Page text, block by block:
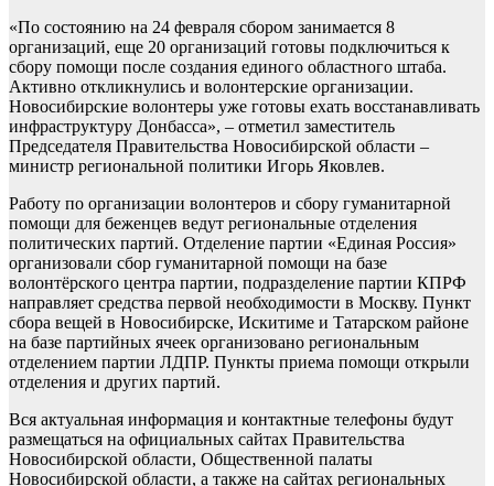
«По состоянию на 24 февраля сбором занимается 8
организаций, еще 20 организаций готовы подключиться к
сбору помощи после создания единого областного штаба.
Активно откликнулись и волонтерские организации.
Новосибирские волонтеры уже готовы ехать восстанавливать
инфраструктуру Донбасса», – отметил заместитель
Председателя Правительства Новосибирской области –
министр региональной политики Игорь Яковлев.
Работу по организации волонтеров и сбору гуманитарной
помощи для беженцев ведут региональные отделения
политических партий. Отделение партии «Единая Россия»
организовали сбор гуманитарной помощи на базе
волонтёрского центра партии, подразделение партии КПРФ
направляет средства первой необходимости в Москву. Пункт
сбора вещей в Новосибирске, Искитиме и Татарском районе
на базе партийных ячеек организовано региональным
отделением партии ЛДПР. Пункты приема помощи открыли
отделения и других партий.
Вся актуальная информация и контактные телефоны будут
размещаться на официальных сайтах Правительства
Новосибирской области, Общественной палаты
Новосибирской области, а также на сайтах региональных